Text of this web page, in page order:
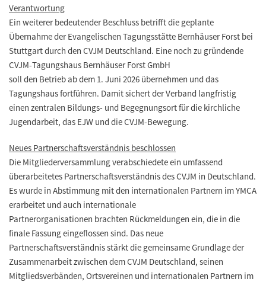
Verantwortung
Ein weiterer bedeutender Beschluss betrifft die geplante
Übernahme der Evangelischen Tagungsstätte Bernhäuser Forst bei
Stuttgart durch den CVJM Deutschland. Eine noch zu gründende
CVJM-Tagungshaus Bernhäuser Forst GmbH
soll den Betrieb ab dem 1. Juni 2026 übernehmen und das
Tagungshaus fortführen. Damit sichert der Verband langfristig
einen zentralen Bildungs- und Begegnungsort für die kirchliche
Jugendarbeit, das EJW und die CVJM-Bewegung.
Neues Partnerschaftsverständnis beschlossen
Die Mitgliederversammlung verabschiedete ein umfassend
überarbeitetes Partnerschaftsverständnis des CVJM in Deutschland.
Es wurde in Abstimmung mit den internationalen Partnern im YMCA
erarbeitet und auch internationale
Partnerorganisationen brachten Rückmeldungen ein, die in die
finale Fassung eingeflossen sind. Das neue
Partnerschaftsverständnis stärkt die gemeinsame Grundlage der
Zusammenarbeit zwischen dem CVJM Deutschland, seinen
Mitgliedsverbänden, Ortsvereinen und internationalen Partnern im